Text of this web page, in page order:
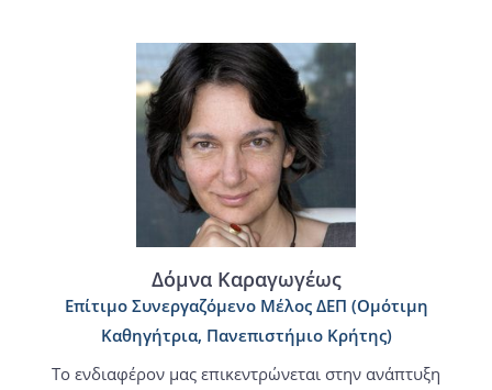
Δόμνα Καραγωγέως
Επίτιμο Συνεργαζόμενο Μέλος ΔΕΠ (Ομότιμη
Καθηγήτρια, Πανεπιστήμιο Κρήτης)
Το ενδιαφέρον μας επικεντρώνεται στην ανάπτυξη